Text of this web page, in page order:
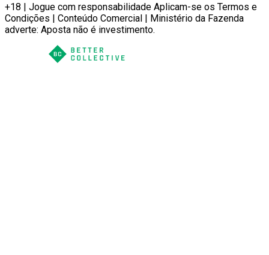
+18 | Jogue com responsabilidade Aplicam-se os Termos e
Condições | Conteúdo Comercial | Ministério da Fazenda
adverte: Aposta não é investimento.